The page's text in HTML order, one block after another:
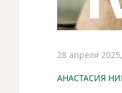
28 апреля
АНАСТАСИЯ